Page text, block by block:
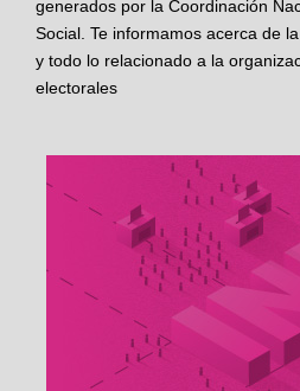
generados por la Coordinación
Social. Te informamos acerca de
y todo lo relacionado a la
electorales